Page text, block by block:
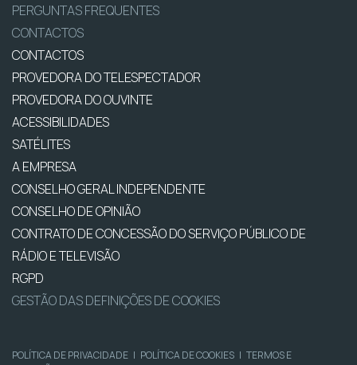
PERGUNTAS FREQUENTES
CONTACTOS
CONTACTOS
PROVEDORA DO TELESPECTADOR
PROVEDORA DO OUVINTE
ACESSIBILIDADES
SATÉLITES
A EMPRESA
CONSELHO GERAL INDEPENDENTE
CONSELHO DE OPINIÃO
CONTRATO DE CONCESSÃO DO SERVIÇO PÚBLICO DE
RÁDIO E TELEVISÃO
RGPD
GESTÃO DAS DEFINIÇÕES DE COOKIES
POLÍTICA DE PRIVACIDADE | POLÍTICA DE COOKIES | TERMOS E